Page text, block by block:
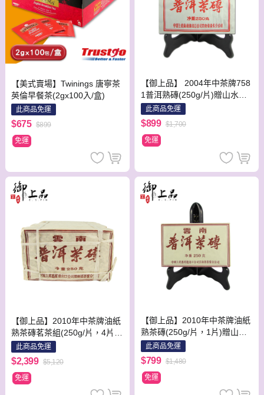
【美式賣場】Twinings 唐寧茶
英倫早餐茶(2gx100入/盒)
此商品免運
$675 $899
免運
【御上品】 2004年中茶牌758
1普洱熟磚(250g/片)贈山水茶
具組1組！
此商品免運
$899 $1,700
免運
【御上品】2010年中茶牌油紙
熟茶磚茗茶組(250g/片，4片/
組)贈山水茶具組1組！
此商品免運
$2,399 $5,120
免運
【御上品】2010年中茶牌油紙
熟茶磚(250g/片，1片)贈山水
茶具組1組！
此商品免運
$799 $1,480
免運